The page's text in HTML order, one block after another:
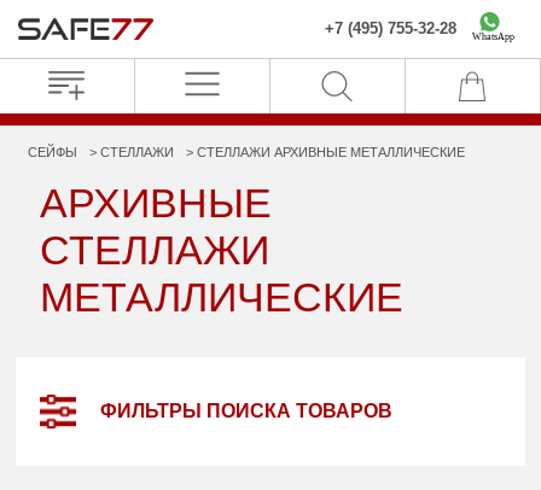
+7 (495) 755-32-28 WhatsApp
СЕЙФЫ СТЕЛЛАЖИ СТЕЛЛАЖИ АРХИВНЫЕ МЕТАЛЛИЧЕСКИЕ
АРХИВНЫЕ
СТЕЛЛАЖИ
МЕТАЛЛИЧЕСКИЕ
ФИЛЬТРЫ ПОИСКА ТОВАРОВ